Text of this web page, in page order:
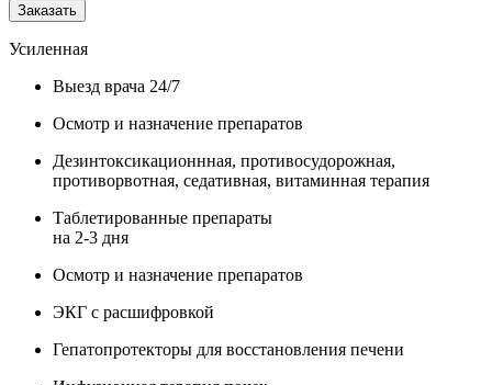
Заказать
Усиленная
Выезд врача 24/7
Осмотр и назначение препаратов
Дезинтоксикационнная, противосудорожная,
противорвотная, седативная, витаминная терапия
Таблетированные препараты
на 2-3 дня
Осмотр и назначение препаратов
ЭКГ с расшифровкой
Гепатопротекторы для восстановления печени